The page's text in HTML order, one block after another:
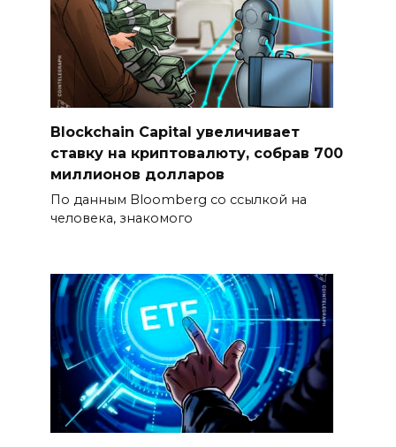
Blockchain Capital увеличивает
ставку на криптовалюту, собрав 700
миллионов долларов
По данным Bloomberg со ссылкой на
человека, знакомого